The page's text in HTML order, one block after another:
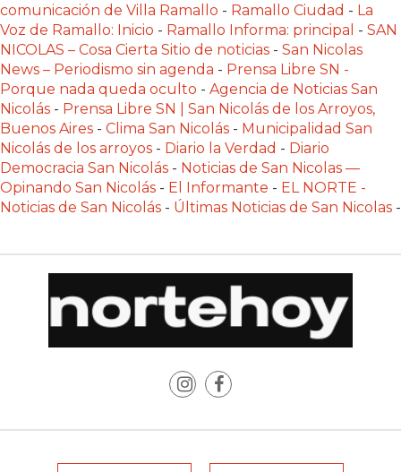
ONLINE
ARGENTINA
QUE
IA
RECOMIENDAN
PARA
VENDER
POR
POR
comunicación de Villa Ramallo - Ramallo Ciudad - La
Voz de Ramallo: Inicio - Ramallo Informa: principal - SAN
NICOLAS – Cosa Cierta Sitio de noticias - San Nicolas
News – Periodismo sin agenda - Prensa Libre SN -
Porque nada queda oculto - Agencia de Noticias San
Nicolás - Prensa Libre SN | San Nicolás de los Arroyos,
Buenos Aires - Clima San Nicolás - Municipalidad San
Nicolás de los arroyos - Diario la Verdad - Diario
Democracia San Nicolás - Noticias de San Nicolas —
Opinando San Nicolás - El Informante - EL NORTE -
Noticias de San Nicolás - Últimas Noticias de San Nicolas -